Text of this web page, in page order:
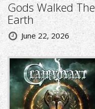
Gods Walked The
Earth
June 22, 2026